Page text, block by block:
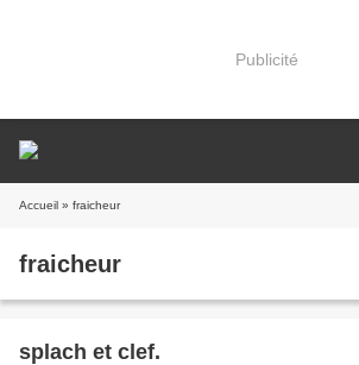
Publicité
Accueil » fraicheur
fraicheur
splach et clef.